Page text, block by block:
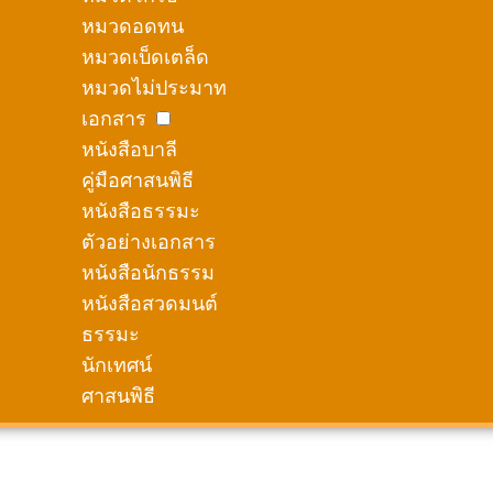
หมวดอดทน
หมวดเบ็ดเตล็ด
หมวดไม่ประมาท
เอกสาร
หนังสือบาลี
คู่มือศาสนพิธี
หนังสือธรรมะ
ตัวอย่างเอกสาร
หนังสือนักธรรม
หนังสือสวดมนต์
ธรรมะ
นักเทศน์
ศาสนพิธี